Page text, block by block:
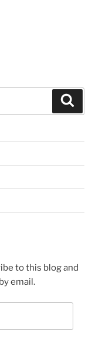
to this blog and
email.